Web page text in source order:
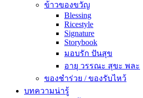
ข้าวของขวัญ
Blessing
Ricestyle
Signature
Storybook
มอบรัก ปันสุข
อายุ วรรณะ สุขะ พละ
ของชำร่วย / ของรับไหว้
บทความน่ารู้